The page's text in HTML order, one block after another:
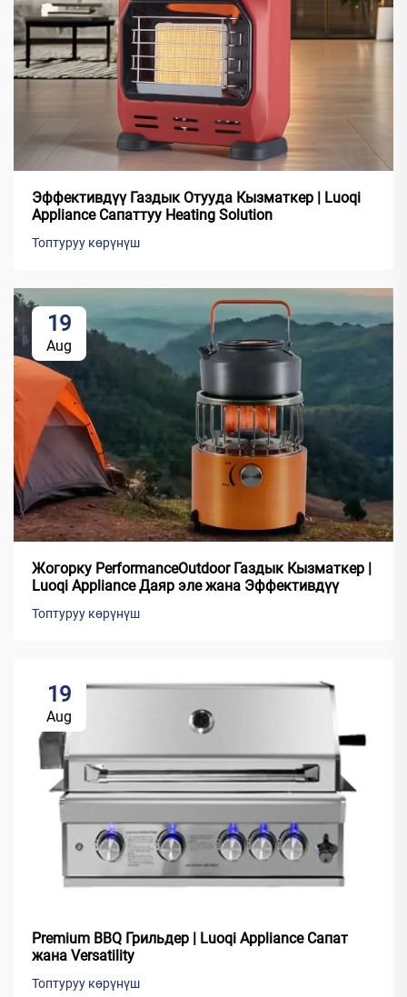
Эффективдүү Газдык Отууда Кызматкер | Luoqi
Appliance Сапаттуу Heating Solution
Топтуруу көрүнүш
19
Aug
Жогорку PerformanceOutdoor Газдык Кызматкер |
Luoqi Appliance Даяр эле жана Эффективдүү
Топтуруу көрүнүш
19
Aug
Premium BBQ Грильдер | Luoqi Appliance Сапат
жана Versatility
Топтуруу көрүнүш